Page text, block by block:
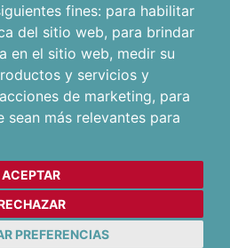
fines: para habilitar
del sitio web, para brindar
en el sitio web, medir su
y servicios y
de marketing, para
sean más relevantes para
ACEPTAR
PREFERENCIAS